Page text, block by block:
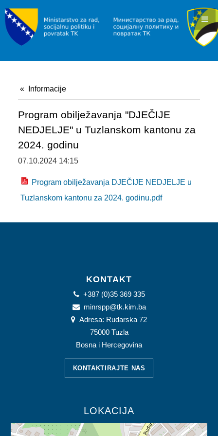
Informacije
Program obilježavanja "DJEČIJE
NEDJELJE" u Tuzlanskom kantonu za
2024. godinu
07.10.2024 14:15
Program obilježavanja DJEČIJE NEDJELJE u
Tuzlanskom kantonu za 2024. godinu.pdf
KONTAKT
+387 (0)35 369 335
minrspp@tk.kim.ba
Adresa: Rudarska 72
75000 Tuzla
Bosna i Hercegovina
KONTAKTIRAJTE NAS
LOKACIJA
OBAVJEŠTENJA I REZULTATI
RAD I ZAPOŠLJAVANJE
SLUŽBA ZA ZAPOŠLJAVANJE
POVRATAK
INFORMACIJE/PROGRAMI
SOCIJALNA ZAŠTITA
INFORMACIJE
ZAKONI I PODZAKONSKI AKTI
STRATEŠKI DOKUMENTI